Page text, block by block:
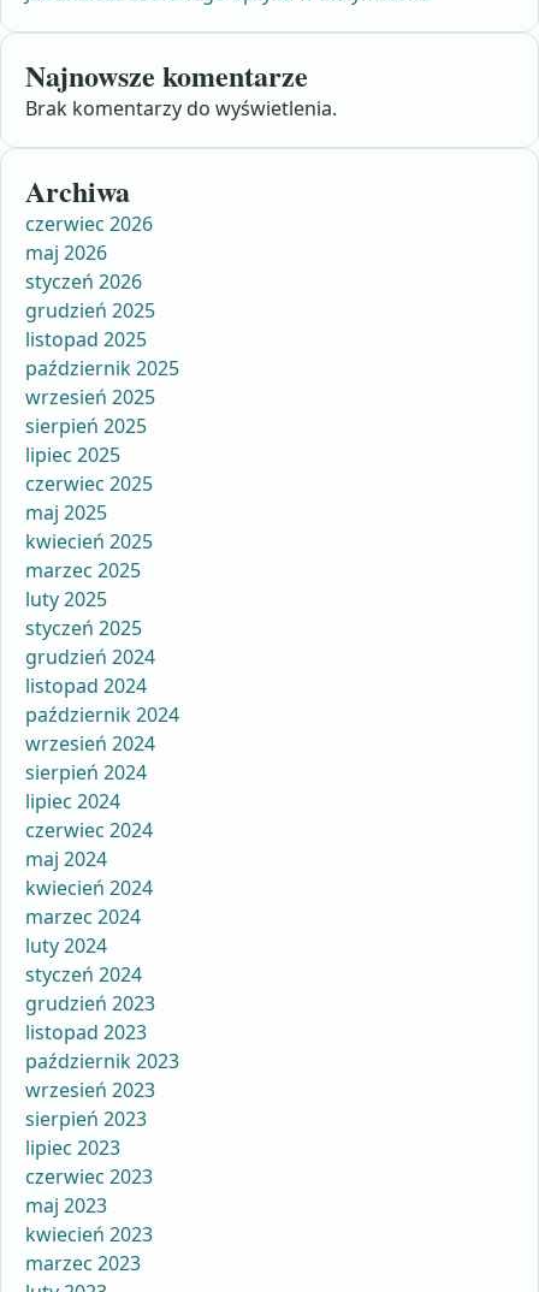
Najnowsze komentarze
Brak komentarzy do wyświetlenia.
Archiwa
czerwiec 2026
maj 2026
styczeń 2026
grudzień 2025
listopad 2025
październik 2025
wrzesień 2025
sierpień 2025
lipiec 2025
czerwiec 2025
maj 2025
kwiecień 2025
marzec 2025
luty 2025
styczeń 2025
grudzień 2024
listopad 2024
październik 2024
wrzesień 2024
sierpień 2024
lipiec 2024
czerwiec 2024
maj 2024
kwiecień 2024
marzec 2024
luty 2024
styczeń 2024
grudzień 2023
listopad 2023
październik 2023
wrzesień 2023
sierpień 2023
lipiec 2023
czerwiec 2023
maj 2023
kwiecień 2023
marzec 2023